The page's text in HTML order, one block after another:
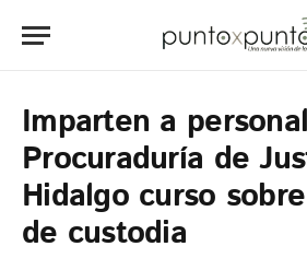
Imparten a
Procuraduría de
Hidalgo curso
de custodia